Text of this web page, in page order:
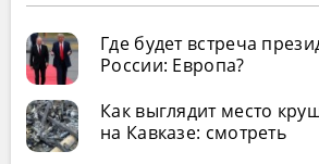
Где будет встреча
России: Европа?
Как выглядит место
на Кавказе: смотреть